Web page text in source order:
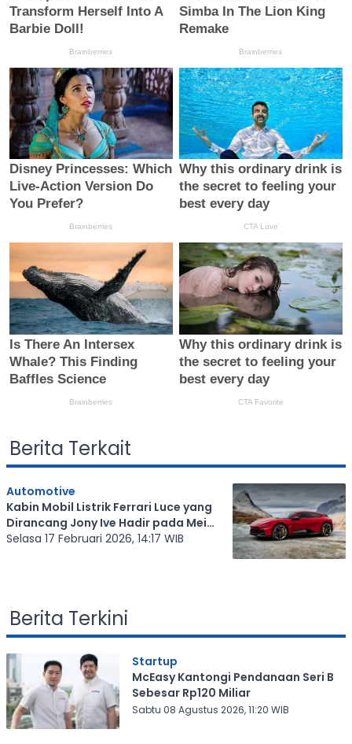
Berita Terkait
Automotive
Kabin Mobil Listrik Ferrari Luce yang
Dirancang Jony Ive Hadir pada Mei
2026
Selasa 17 Februari 2026, 14:17 WIB
Berita Terkini
Startup
McEasy Kantongi Pendanaan Seri B
Sebesar Rp120 Miliar
Sabtu 08 Agustus 2026, 11:20 WIB